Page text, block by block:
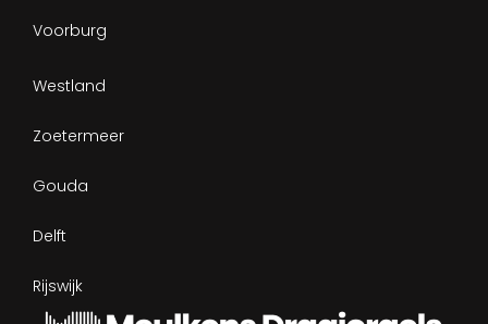
Voorburg
Westland
Zoetermeer
Gouda
Delft
Rijswijk